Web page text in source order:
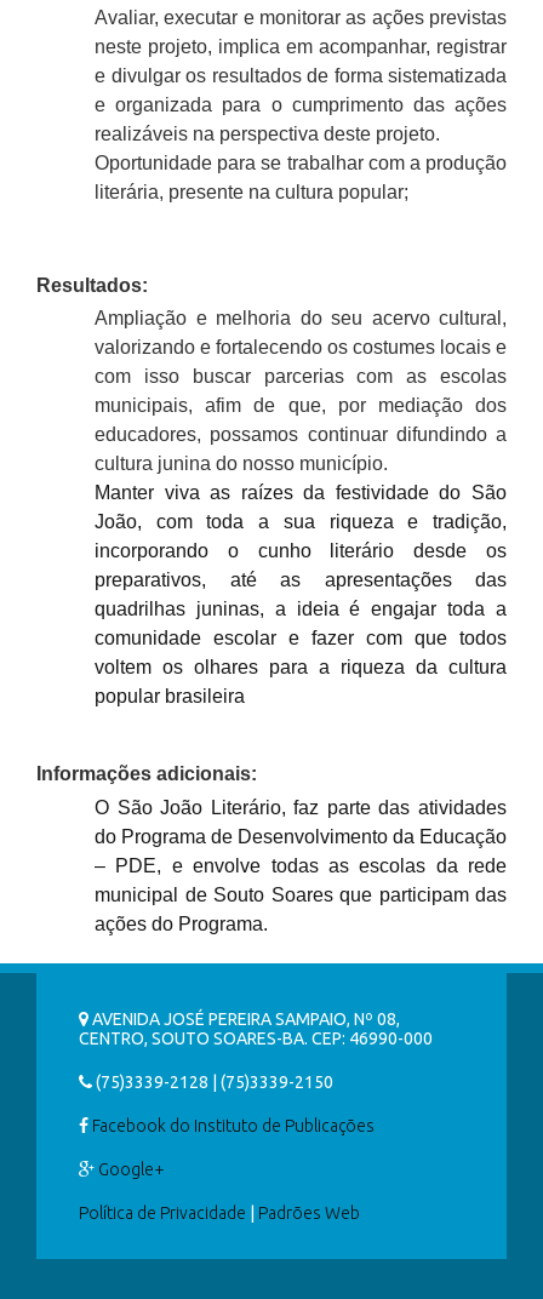
Avaliar, executar e monitorar as ações previstas
neste projeto, implica em acompanhar, registrar
e divulgar os resultados de forma sistematizada
e organizada para o cumprimento das ações
realizáveis na perspectiva deste projeto.
Oportunidade para se trabalhar com a produção
literária, presente na cultura popular;
Resultados:
Ampliação e melhoria do seu acervo cultural,
valorizando e fortalecendo os costumes locais e
com isso buscar parcerias com as escolas
municipais, afim de que, por mediação dos
educadores, possamos continuar difundindo a
cultura junina do nosso município.
Manter viva as raízes da festividade do São
João, com toda a sua riqueza e tradição,
incorporando o cunho literário desde os
preparativos, até as apresentações das
quadrilhas juninas, a ideia é engajar toda a
comunidade escolar e fazer com que todos
voltem os olhares para a riqueza da cultura
popular brasileira
Informações adicionais:
O São João Literário, faz parte das atividades
do Programa de Desenvolvimento da Educação
– PDE, e envolve todas as escolas da rede
municipal de Souto Soares que participam das
ações do Programa.
AVENIDA JOSÉ PEREIRA SAMPAIO, Nº 08,
CENTRO, SOUTO SOARES-BA. CEP: 46990-000
(75)3339-2128 | (75)3339-2150
Facebook do Instituto de Publicações
Google+
Política de Privacidade Padrões Web